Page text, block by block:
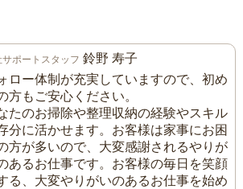
サポートスタッフ 鈴野 寿子
ロー体制が充実していますので、初め
方もご安心ください。
たのお掃除や整理収納の経験やスキル
分に活かせます。お客様は家事にお困
方が多いので、大変感謝されるやりが
あるお仕事です。お客様の毎日を笑顔
る、大変やりがいのあるお仕事を始め